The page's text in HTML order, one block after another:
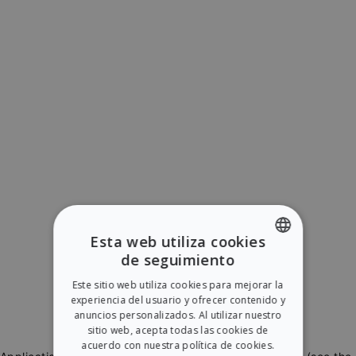
SPANISH
Esta web utiliza cookies
de seguimiento
Este sitio web utiliza cookies para mejorar la
experiencia del usuario y ofrecer contenido y
anuncios personalizados. Al utilizar nuestro
sitio web, acepta todas las cookies de
acuerdo con nuestra política de cookies.